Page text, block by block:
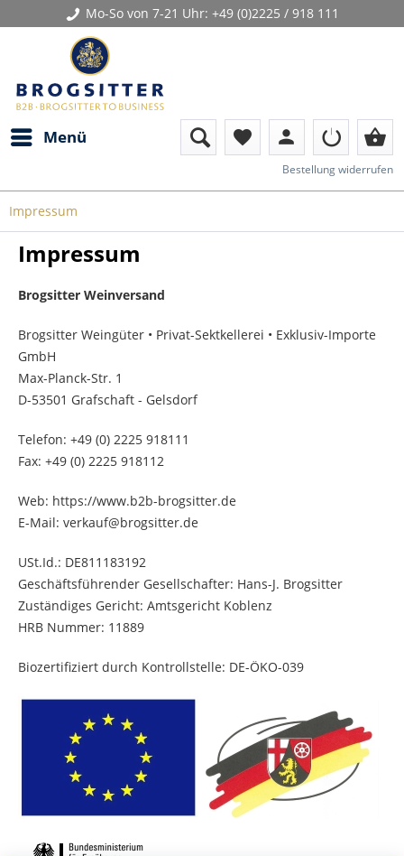
Mo-So von 7-21 Uhr: +49 (0)2225 / 918 111
Menü favorite person shopping_basket
Bestellung widerrufen
Impressum
Impressum
Brogsitter Weinversand
Brogsitter Weingüter • Privat-Sektkellerei • Exklusiv-Importe
GmbH
Max-Planck-Str. 1
D-53501 Grafschaft - Gelsdorf
Telefon: +49 (0) 2225 918111
Fax: +49 (0) 2225 918112
Web: https://www.b2b-brogsitter.de
E-Mail: verkauf@brogsitter.de
USt.Id.: DE811183192
Geschäftsführender Gesellschafter: Hans-J. Brogsitter
Zuständiges Gericht: Amtsgericht Koblenz
HRB Nummer: 11889
Biozertifiziert durch Kontrollstelle: DE-ÖKO-039